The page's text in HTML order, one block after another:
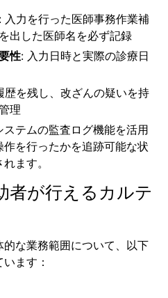
入力を行った医師事務作業補
出した医師名を必ず記録
性: 入力日時と実際の診療日
歴を残し、改ざんの疑いを持
理
テムの監査ログ機能を活用
を行ったかを追跡可能な状
ます。
者が行えるカルテ
な業務範囲について、以下
ます：